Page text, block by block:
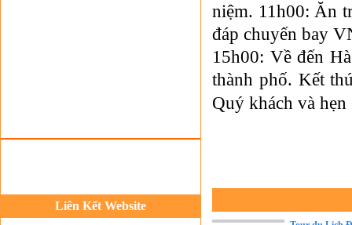
Liên Kết Website
Du lịch quốc tế Ánh Sao Mới
niệm. 11h00: Ăn
đáp chuyến bay
15h00: Về đến
thành phố. Kết
Quý khách và